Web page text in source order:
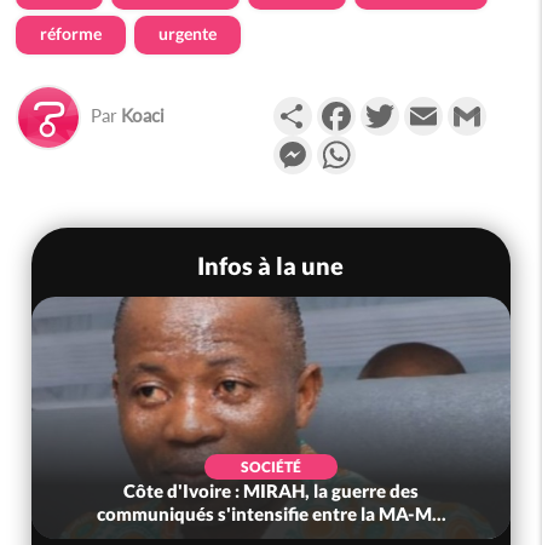
réforme urgente
Par Koaci PartagerFacebookTwitterEmail
Messenger
Infos à la une
SOCIÉTÉ
Côte d'Ivoire : MIRAH, la guerre des
communiqués s'intensifie entre la MA-M...